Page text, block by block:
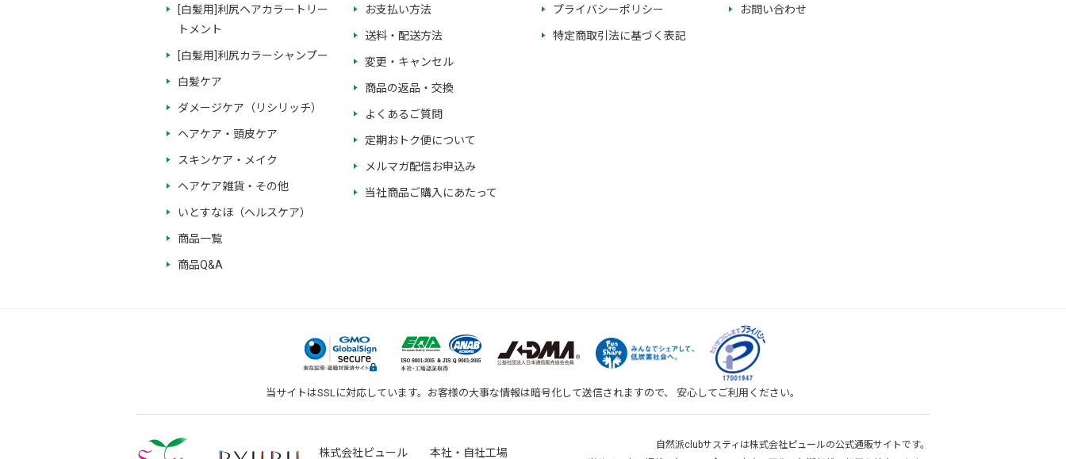
[白髪用]利尻ヘアカラートリー
トメント
[白髪用]利尻カラーシャンプー
白髪ケア
ダメージケア（リシリッチ）
ヘアケア・頭皮ケア
スキンケア・メイク
ヘアケア雑貨・その他
いとすなほ（ヘルスケア）
商品一覧
商品Q&A
お支払い方法
送料・配送方法
変更・キャンセル
商品の返品・交換
よくあるご質問
定期おトク便について
メルマガ配信お申込み
当社商品ご購入にあたって
プライバシーポリシー
特定商取引法に基づく表記
お問い合わせ
当サイトはSSLに対応しています。お客様の大事な情報は暗号化して送信されますので、 安心してご利用ください。
株式会社ピュール 本社・自社工場
自然派clubサスティは株式会社ピュールの公式通販サイトです。